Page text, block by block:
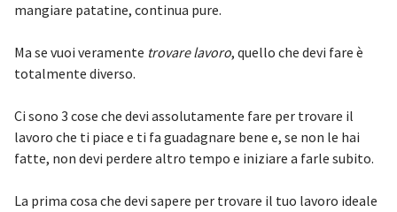
mangiare patatine, continua pure.
Ma se vuoi veramente trovare lavoro, quello che devi fare è
totalmente diverso.
Ci sono 3 cose che devi assolutamente fare per trovare il
lavoro che ti piace e ti fa guadagnare bene e, se non le hai
fatte, non devi perdere altro tempo e iniziare a farle subito.
La prima cosa che devi sapere per trovare il tuo lavoro ideale